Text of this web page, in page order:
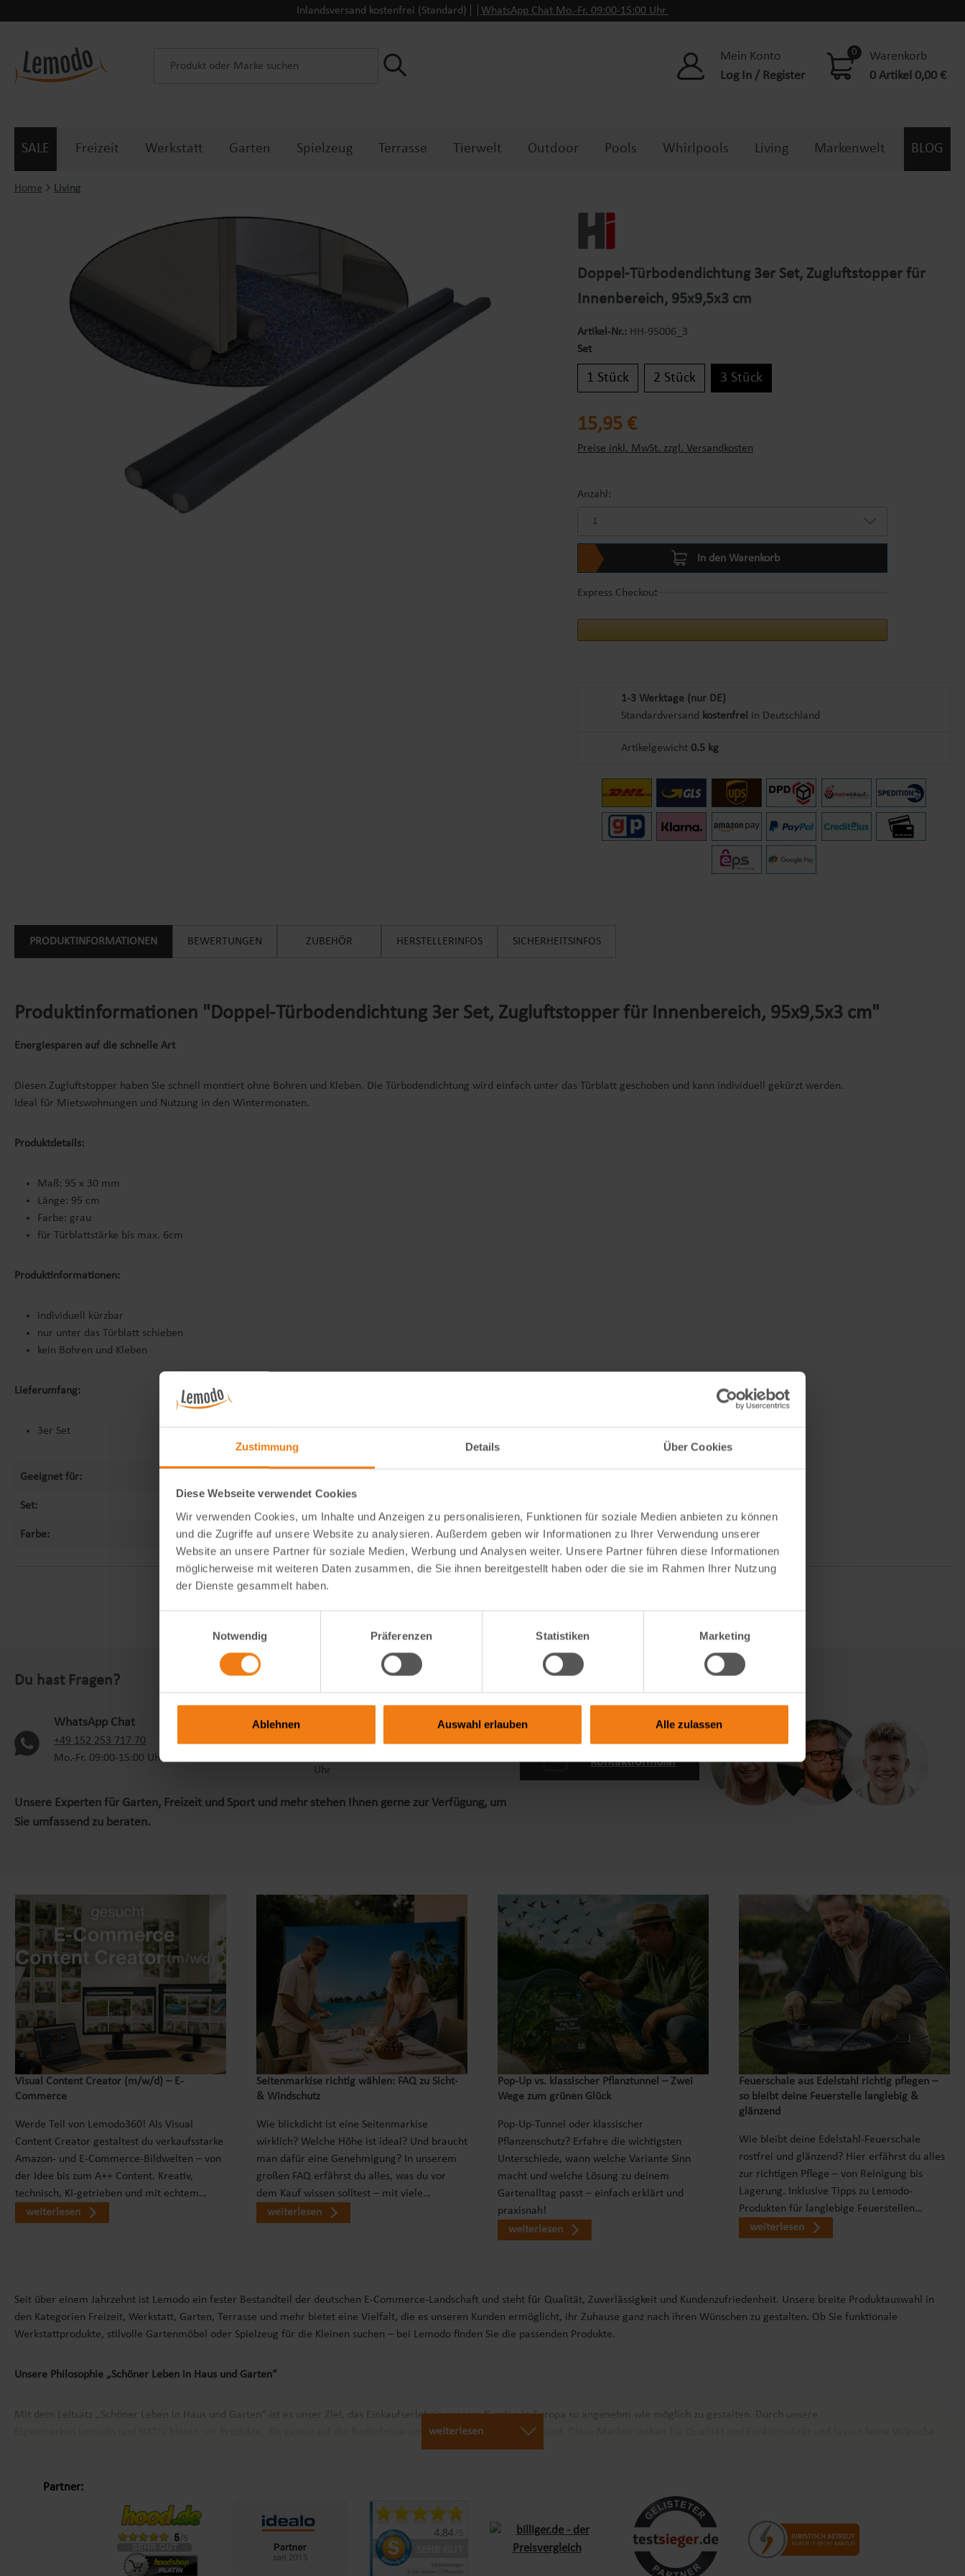
Zustimmung Details Über Cookies
Diese Webseite verwendet Cookies
Wir verwenden Cookies, um Inhalte und Anzeigen zu personalisieren, Funktionen für soziale Medien anbieten zu können
und die Zugriffe auf unsere Website zu analysieren. Außerdem geben wir Informationen zu Ihrer Verwendung unserer
Website an unsere Partner für soziale Medien, Werbung und Analysen weiter. Unsere Partner führen diese Informationen
möglicherweise mit weiteren Daten zusammen, die Sie ihnen bereitgestellt haben oder die sie im Rahmen Ihrer Nutzung
der Dienste gesammelt haben.
Notwendig
Präferenzen Statistiken Marketing
Ablehnen Auswahl erlauben Alle zulassen
Inlandsversand kostenfrei (Standard) WhatsApp Chat Mo.-Fr. 09:00-15:00 Uhr
Mein Konto
Log In / Register
0
Warenkorb
0 Artikel 0,00 €
SALE Freizeit Werkstatt Garten Spielzeug Terrasse Tierwelt Outdoor Pools Whirlpools Living Markenwelt BLOG
Home Living
Doppel-Türbodendichtung 3er Set, Zugluftstopper für
Innenbereich, 95x9,5x3 cm
Artikel-Nr.: HH-95006_3
Set
1 Stück 2 Stück 3 Stück
Regulärer Preis:
15,95 €
Preise inkl. MwSt. zzgl. Versandkosten
Anzahl:
In den Warenkorb
Express Checkout
1-3 Werktage (nur DE)
Standardversand kostenfrei in Deutschland
Artikelgewicht 0.5 kg
PRODUKTINFORMATIONEN BEWERTUNGEN ZUBEHÖR HERSTELLERINFOS SICHERHEITSINFOS
Produktinformationen "Doppel-Türbodendichtung 3er Set, Zugluftstopper für Innenbereich, 95x9,5x3 cm"
Energiesparen auf die schnelle Art
Diesen Zugluftstopper haben Sie schnell montiert ohne Bohren und Kleben. Die Türbodendichtung wird einfach unter das Türblatt geschoben und kann individuell gekürzt werden.
Ideal für Mietswohnungen und Nutzung in den Wintermonaten.
Produktdetails:
Maß: 95 x 30 mm
Länge: 95 cm
Farbe: grau
für Türblattstärke bis max. 6cm
Produktinformationen:
individuell kürzbar
nur unter das Türblatt schieben
kein Bohren und Kleben
Lieferumfang:
3er Set
Geeignet für:
Set:
Farbe: grau
Du hast Fragen?
WhatsApp Chat
+49 152 253 717 70
Mo.-Fr. 09:00-15:00 Uhr
Uhr
Unsere Experten für Garten, Freizeit und Sport und mehr stehen Ihnen gerne zur Verfügung, um
Sie umfassend zu beraten.
Kontaktformular
Visual Content Creator (m/w/d) – E-
Commerce
Werde Teil von Lemodo360! Als Visual
Content Creator gestaltest du verkaufsstarke
Amazon- und E-Commerce-Bildwelten – von
der Idee bis zum A++ Content. Kreativ,
technisch, KI-getrieben und mit echtem…
weiterlesen
Seitenmarkise richtig wählen: FAQ zu Sicht-
& Windschutz
Wie blickdicht ist eine Seitenmarkise
wirklich? Welche Höhe ist ideal? Und braucht
man dafür eine Genehmigung? In unserem
großen FAQ erfährst du alles, was du vor
dem Kauf wissen solltest – mit viele…
weiterlesen
Pop‑Up vs. klassischer Pflanztunnel – Zwei
Wege zum grünen Glück
Pop-Up-Tunnel oder klassischer
Pflanzenschutz? Erfahre die wichtigsten
Unterschiede, wann welche Variante Sinn
macht und welche Lösung zu deinem
Gartenalltag passt – einfach erklärt und
praxisnah!
weiterlesen
Feuerschale aus Edelstahl richtig pflegen –
so bleibt deine Feuerstelle langlebig &
glänzend
Wie bleibt deine Edelstahl-Feuerschale
rostfrei und glänzend? Hier erfährst du alles
zur richtigen Pflege – von Reinigung bis
Lagerung. Inklusive Tipps zu Lemodo-
Produkten für langlebige Feuerstellen…
weiterlesen
Seit über einem Jahrzehnt ist Lemodo ein fester Bestandteil der deutschen E-Commerce-Landschaft und steht für Qualität, Zuverlässigkeit und Kundenzufriedenheit. Unsere breite Produktauswahl in
den Kategorien Freizeit, Werkstatt, Garten, Terrasse und mehr bietet eine Vielfalt, die es unseren Kunden ermöglicht, ihr Zuhause ganz nach ihren Wünschen zu gestalten. Ob Sie funktionale
Werkstattprodukte, stilvolle Gartenmöbel oder Spielzeug für die Kleinen suchen – bei Lemodo finden Sie die passenden Produkte.
Unsere Philosophie „Schöner Leben in Haus und Garten“
Mit dem Leitsatz „Schöner Leben in Haus und Garten“ ist es unser Ziel, das Einkaufserlebnis unserer Kunden in Europa so angenehm wie möglich zu gestalten. Durch unsere
bieten wir Produkte, die genau auf die Bedürfnisse unserer Kunden abgestimmt sind. Diese Marken stehen für Qualität und Funktionalität und lassen keine Wünsche
Kundenzufriedenheit und Service aus Deutschland
Mit einem zentralen Standort in Bechhofen, im Herzen Frankens, garantieren wir schnellen Versand und Verfügbarkeit für Kunden in ganz Europa. Unsere Kunden schätzen nicht nur die Produktvielfalt,
sondern auch den Service, den wir ihnen bieten. Von der Beratung bis zur Lieferung ist unser Team stets bestrebt, den Einkauf so angenehm und zuverlässig wie möglich zu gestalten. Vertrauen Sie auf
einen Händler, der über 200.000 Kunden überzeugt hat und lassen Sie sich von unserem Engagement für Qualität und Service begeistern.
weiterlesen
Partner: